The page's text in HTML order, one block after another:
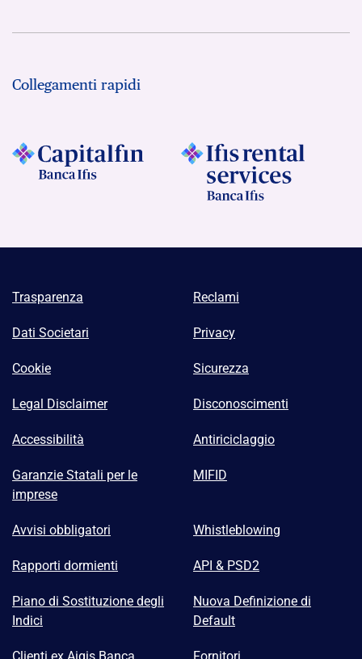
Collegamenti rapidi
Trasparenza Reclami
Dati Societari Privacy
Cookie Sicurezza
Legal Disclaimer Disconoscimenti
Accessibilità Antiriciclaggio
Garanzie Statali per le
imprese
MIFID
Avvisi obbligatori Whistleblowing
Rapporti dormienti API & PSD2
Piano di Sostituzione degli
Indici
Nuova Definizione di
Default